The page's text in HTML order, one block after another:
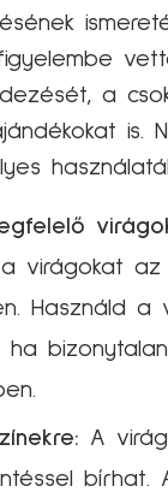
a
is.
virágokat az
Használd a
ha
A
bírhat.